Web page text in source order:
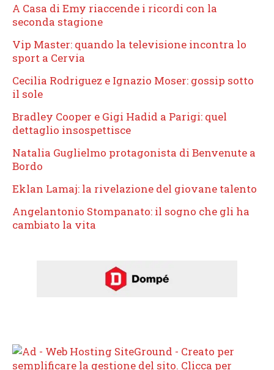
A Casa di Emy riaccende i ricordi con la
seconda stagione
Vip Master: quando la televisione incontra lo
sport a Cervia
Cecilia Rodriguez e Ignazio Moser: gossip sotto
il sole
Bradley Cooper e Gigi Hadid a Parigi: quel
dettaglio insospettisce
Natalia Guglielmo protagonista di Benvenute a
Bordo
Eklan Lamaj: la rivelazione del giovane talento
Angelantonio Stompanato: il sogno che gli ha
cambiato la vita